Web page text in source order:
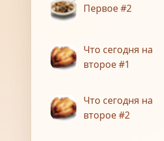
Первое #2
Что сегодня на
второе #1
Что сегодня на
второе #2